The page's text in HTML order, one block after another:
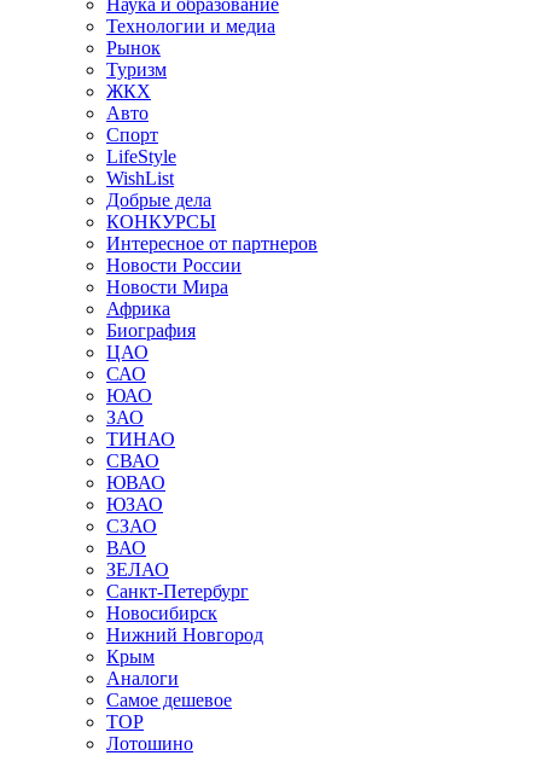
Наука и образование
Технологии и медиа
Рынок
Туризм
ЖКХ
Авто
Спорт
LifeStyle
WishList
Добрые дела
КОНКУРСЫ
Интересное от партнеров
Новости России
Новости Мира
Африка
Биография
ЦАО
САО
ЮАО
ЗАО
ТИНАО
СВАО
ЮВАО
ЮЗАО
СЗАО
ВАО
ЗЕЛАО
Санкт-Петербург
Новосибирск
Нижний Новгород
Крым
Аналоги
Самое дешевое
TOP
Лотошино